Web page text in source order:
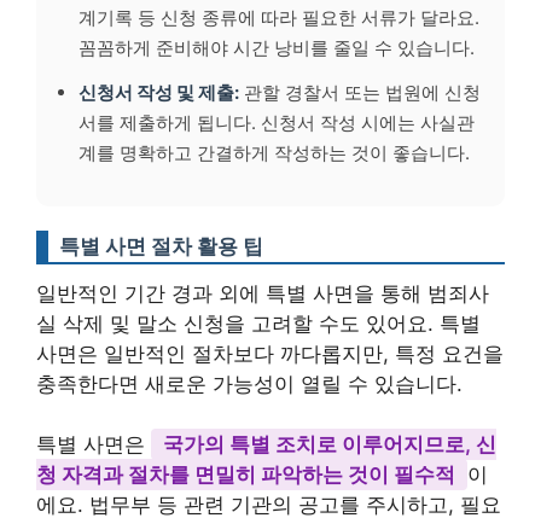
계기록 등 신청 종류에 따라 필요한 서류가 달라요.
꼼꼼하게 준비해야 시간 낭비를 줄일 수 있습니다.
신청서 작성 및 제출: 관할 경찰서 또는 법원에 신청
서를 제출하게 됩니다. 신청서 작성 시에는 사실관
계를 명확하고 간결하게 작성하는 것이 좋습니다.
특별 사면 절차 활용 팁
일반적인 기간 경과 외에 특별 사면을 통해 범죄사
실 삭제 및 말소 신청을 고려할 수도 있어요. 특별
사면은 일반적인 절차보다 까다롭지만, 특정 요건을
충족한다면 새로운 가능성이 열릴 수 있습니다.
특별 사면은
국가의 특별 조치로 이루어지므로, 신
청 자격과 절차를 면밀히 파악하는 것이 필수적
이
에요. 법무부 등 관련 기관의 공고를 주시하고, 필요